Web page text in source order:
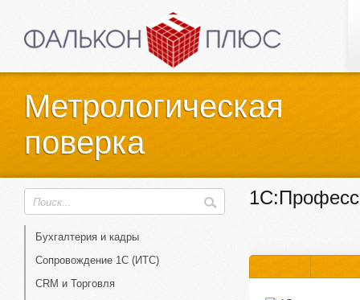
Метрологическая
поверка
Бухгалтерия и кадры
Сопровождение 1С (ИТС)
CRM и Торговля